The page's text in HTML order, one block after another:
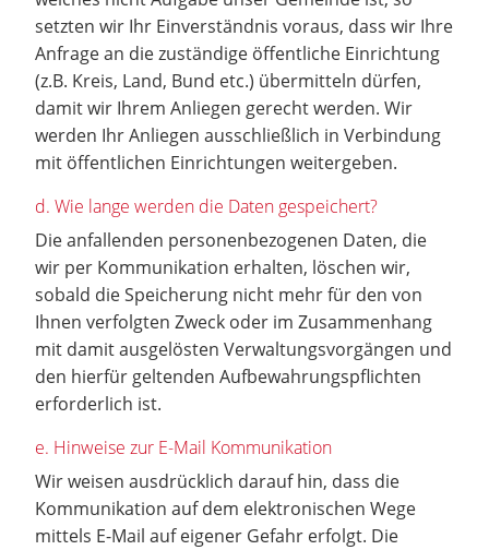
setzten wir Ihr Einverständnis voraus, dass wir Ihre
Anfrage an die zuständige öffentliche Einrichtung
(z.B. Kreis, Land, Bund etc.) übermitteln dürfen,
damit wir Ihrem Anliegen gerecht werden. Wir
werden Ihr Anliegen ausschließlich in Verbindung
mit öffentlichen Einrichtungen weitergeben.
d. Wie lange werden die Daten gespeichert?
Die anfallenden personenbezogenen Daten, die
wir per Kommunikation erhalten, löschen wir,
sobald die Speicherung nicht mehr für den von
Ihnen verfolgten Zweck oder im Zusammenhang
mit damit ausgelösten Verwaltungsvorgängen und
den hierfür geltenden Aufbewahrungspflichten
erforderlich ist.
e. Hinweise zur E-Mail Kommunikation
Wir weisen ausdrücklich darauf hin, dass die
Kommunikation auf dem elektronischen Wege
mittels E-Mail auf eigener Gefahr erfolgt. Die